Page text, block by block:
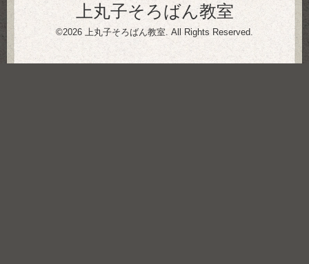
上丸子そろばん教室
©2026 上丸子そろばん教室 . All Rights Reserved.